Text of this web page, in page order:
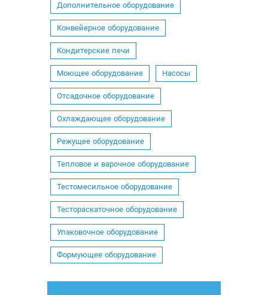
Дополнительное оборудование
Конвейерное оборудование
Кондитерские печи
Моющее оборудование Насосы
Отсадочное оборудование
Охлаждающее оборудование
Режущее оборудование
Тепловое и варочное оборудование
Тестомесильное оборудование
Тестораскаточное оборудование
Упаковочное оборудование
Формующее оборудование